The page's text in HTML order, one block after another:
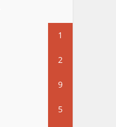
1
2
9
5